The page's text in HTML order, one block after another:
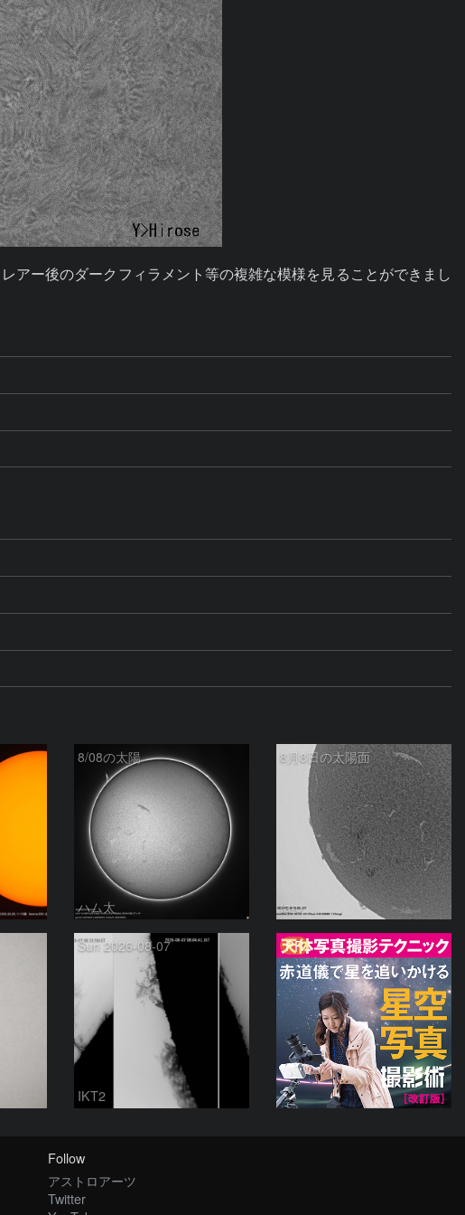
アー後のダークフィラメント等の複雑な模様を見ることができまし
8/08の太陽
ハム太
8月8日の太陽面
ta-o
Sun 2026-08-07
IKT2
PR
Follow
アストロアーツ
Twitter